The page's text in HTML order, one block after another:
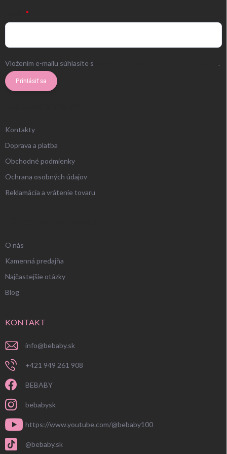
Vložením e-mailu súhlasíte s .
Prihlásiť sa
Kontakty
Doprava a platba
Obchodné podmienky
Ochrana osobných údajov
Reklamácia a vrátenie tovaru
O nás
Kamenná predajňa
Najčastejšie otázky
Blog
KONTAKT
info@bebaby.sk
+421 949 261 908
BEBABY
bebabysk
https://www.youtube.com/@bebaby100
@bebaby.sk